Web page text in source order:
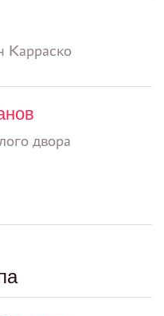
Карраско
двора